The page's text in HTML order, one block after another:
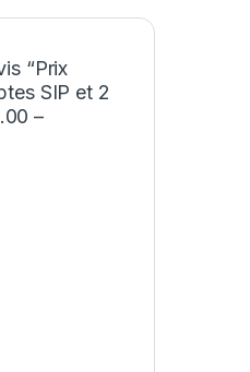
“Prix
SIP et 2
–